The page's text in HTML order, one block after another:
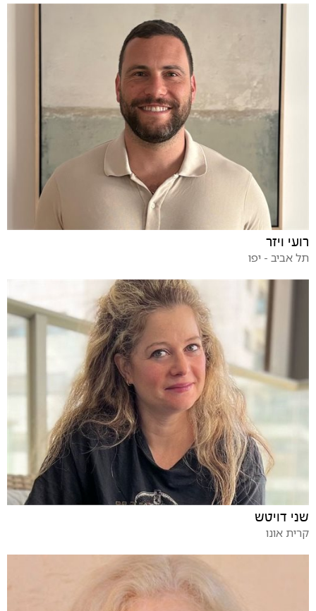
רועי ויזר
תל אביב - יפו
שני דויטש
קרית אונו